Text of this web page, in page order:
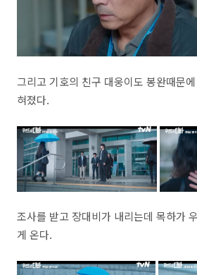
그리고 기호의 친구 대웅이도 봉완때문
혀졌다.
조사를 받고 장대비가 내리는데 목하가
게 온다.